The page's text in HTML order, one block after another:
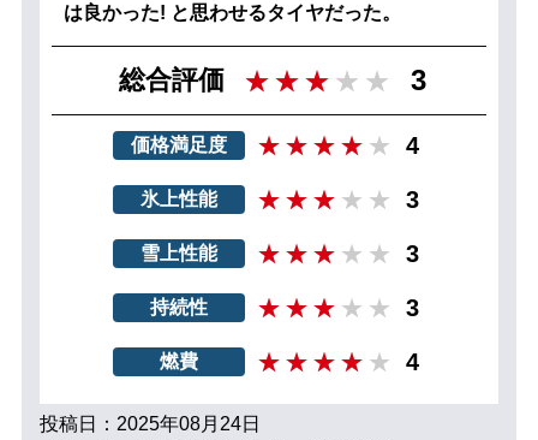
は良かった! と思わせるタイヤだった。
総合評価 3
価格満足度 4
氷上性能 3
雪上性能 3
持続性 3
燃費 4
投稿日：2025年08月24日